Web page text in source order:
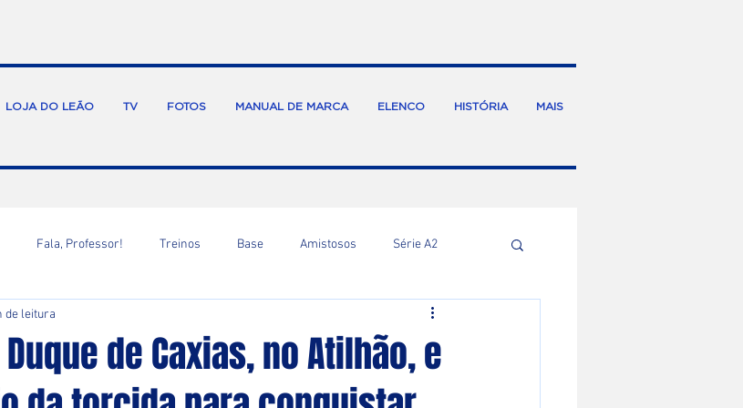
LOJA DO LEÃO TV FOTOS MANUAL DE MARCA ELENCO HISTÓRIA MAIS
Fala, Professor! Treinos Base Amistosos Série A2
de Caxias, no Atilhão, e
de leitura